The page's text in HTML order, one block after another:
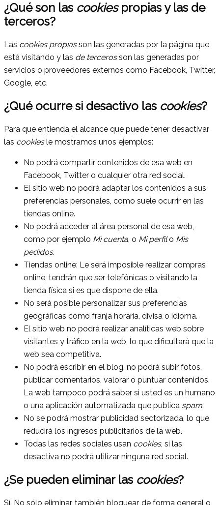
¿Qué son las cookiespropias y las de
terceros?
Las cookies propiasson las generadas por la página que
está visitando y las de tercerosson las generadas por
servicios o proveedores externos como Facebook, Twitter,
Google, etc.
¿Qué ocurre si desactivo las cookies?
Para que entienda el alcance que puede tener desactivar
las cookiesle mostramos unos ejemplos:
No podrá compartir contenidos de esa web en
Facebook, Twitter o cualquier otra red social.
El sitio web no podrá adaptar los contenidos a sus
preferencias personales, como suele ocurrir en las
tiendas online.
No podrá acceder al área personal de esa web,
como por ejemplo Mi cuenta, o Mi perfilo Mis
pedidos.
Tiendas online: Le será imposible realizar compras
online, tendrán que ser telefónicas o visitando la
tienda física si es que dispone de ella.
No será posible personalizar sus preferencias
geográficas como franja horaria, divisa o idioma.
El sitio web no podrá realizar analíticas web sobre
visitantes y tráfico en la web, lo que dificultará que la
web sea competitiva.
No podrá escribir en el blog, no podrá subir fotos,
publicar comentarios, valorar o puntuar contenidos.
La web tampoco podrá saber si usted es un humano
o una aplicación automatizada que publica spam.
No se podrá mostrar publicidad sectorizada, lo que
reducirá los ingresos publicitarios de la web.
Todas las redes sociales usan cookies, si las
desactiva no podrá utilizar ninguna red social.
¿Se pueden eliminar las cookies?
Sí. No sólo eliminar, también bloquear, de forma general o